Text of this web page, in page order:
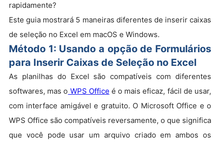
rapidamente?
Este guia mostrará 5 maneiras diferentes de inserir caixas
de seleção no Excel em macOS e Windows.
Método 1: Usando a opção de Formulários
para Inserir Caixas de Seleção no Excel
As planilhas do Excel são compatíveis com diferentes
softwares, mas o WPS Office é o mais eficaz, fácil de usar,
com interface amigável e gratuito. O Microsoft Office e o
WPS Office são compatíveis reversamente, o que significa
que você pode usar um arquivo criado em ambos os